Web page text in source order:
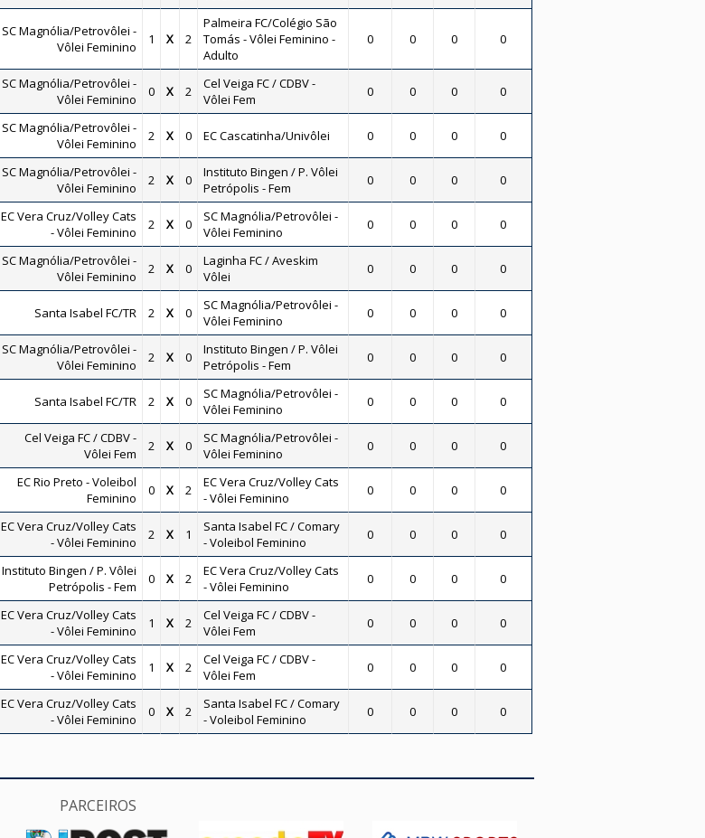
SC Magnólia/Petrovôlei -
Vôlei Feminino
1 X 2
Palmeira FC/Colégio São
Tomás - Vôlei Feminino -
Adulto
0 0 0 0
SC Magnólia/Petrovôlei -
Vôlei Feminino
0 X 2
Cel Veiga FC / CDBV -
Vôlei Fem
0 0 0 0
SC Magnólia/Petrovôlei -
Vôlei Feminino
2 X 0 EC Cascatinha/Univôlei 0 0 0 0
SC Magnólia/Petrovôlei -
Vôlei Feminino
2 X 0
Instituto Bingen / P. Vôlei
Petrópolis - Fem
0 0 0 0
EC Vera Cruz/Volley Cats
- Vôlei Feminino
2 X 0
SC Magnólia/Petrovôlei -
Vôlei Feminino
0 0 0 0
SC Magnólia/Petrovôlei -
Vôlei Feminino
2 X 0
Laginha FC / Aveskim
Vôlei
0 0 0 0
Santa Isabel FC/TR 2 X 0
SC Magnólia/Petrovôlei -
Vôlei Feminino
0 0 0 0
SC Magnólia/Petrovôlei -
Vôlei Feminino
2 X 0
Instituto Bingen / P. Vôlei
Petrópolis - Fem
0 0 0 0
Santa Isabel FC/TR 2 X 0
SC Magnólia/Petrovôlei -
Vôlei Feminino
0 0 0 0
Cel Veiga FC / CDBV -
Vôlei Fem
2 X 0
SC Magnólia/Petrovôlei -
Vôlei Feminino
0 0 0 0
EC Rio Preto - Voleibol
Feminino
0 X 2
EC Vera Cruz/Volley Cats
- Vôlei Feminino
0 0 0 0
EC Vera Cruz/Volley Cats
- Vôlei Feminino
2 X 1
Santa Isabel FC / Comary
- Voleibol Feminino
0 0 0 0
Instituto Bingen / P. Vôlei
Petrópolis - Fem
0 X 2
EC Vera Cruz/Volley Cats
- Vôlei Feminino
0 0 0 0
EC Vera Cruz/Volley Cats
- Vôlei Feminino
1 X 2
Cel Veiga FC / CDBV -
Vôlei Fem
0 0 0 0
EC Vera Cruz/Volley Cats
- Vôlei Feminino
1 X 2
Cel Veiga FC / CDBV -
Vôlei Fem
0 0 0 0
EC Vera Cruz/Volley Cats
- Vôlei Feminino
0 X 2
Santa Isabel FC / Comary
- Voleibol Feminino
0 0 0 0
PARCEIROS